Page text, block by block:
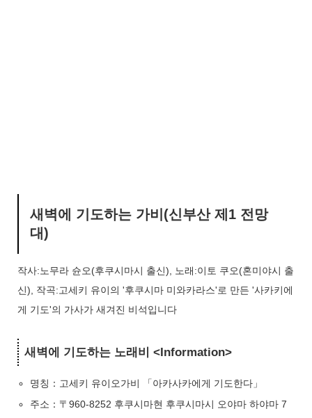
새벽에 기도하는 가비(신부산 제1 전망
대)
작사:노무라 슌오(후쿠시마시 출신), 노래:이토 쿠오(혼미야시 출
신), 작곡:고세키 유이의 '후쿠시마 미와카라스'로 만든 '사카키에
게 기도'의 가사가 새겨진 비석입니다
새벽에 기도하는 노래비 <Information>
명칭：고세키 유이오가비 「아카사카에게 기도한다」
주소：〒960-8252 후쿠시마현 후쿠시마시 오야마 하야마 7